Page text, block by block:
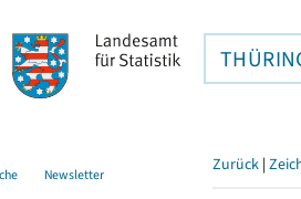
Newsletter Zurück |